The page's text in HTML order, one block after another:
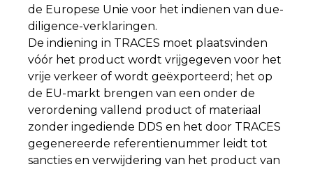
de Europese Unie voor het indienen van due-
diligence-verklaringen.
De indiening in TRACES moet plaatsvinden
vóór het product wordt vrijgegeven voor het
vrije verkeer of wordt geëxporteerd; het op
de EU-markt brengen van een onder de
verordening vallend product of materiaal
zonder ingediende DDS en het door TRACES
gegenereerde referentienummer leidt tot
sancties en verwijdering van het product van